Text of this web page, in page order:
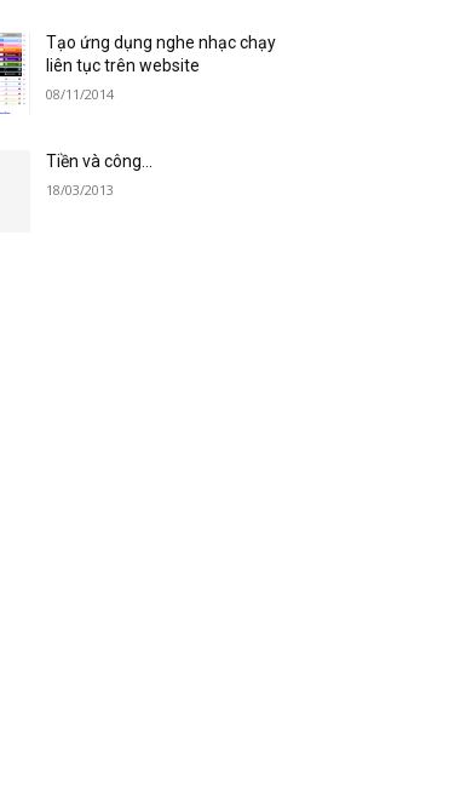
Tạo ứng dụng nghe nhạc chạy
liên tục trên website
08/11/2014
Tiền và công…
18/03/2013